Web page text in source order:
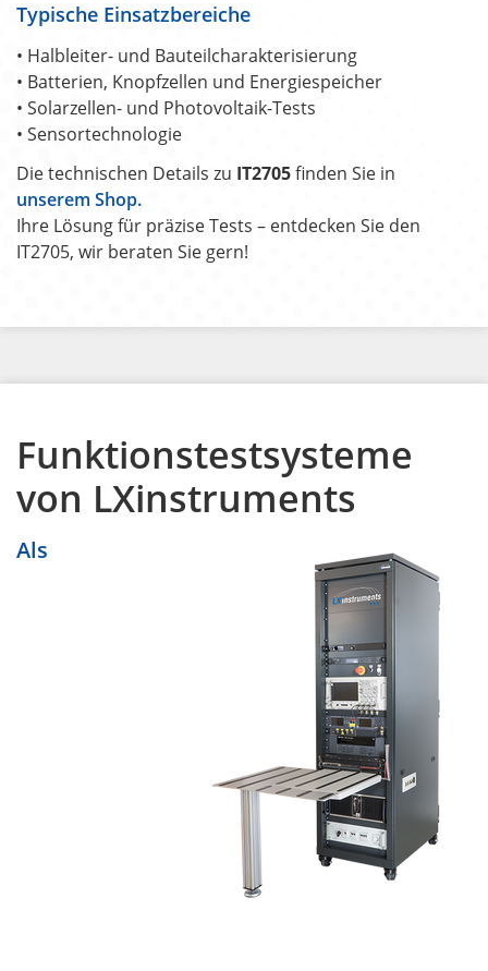
Typische Einsatzbereiche
• Halbleiter- und Bauteilcharakterisierung
• Batterien, Knopfzellen und Energiespeicher
• Solarzellen- und Photovoltaik-Tests
• Sensortechnologie
Die technischen Details zu IT2705finden Sie in
unserem Shop.
Ihre Lösung für präzise Tests – entdecken Sie den
IT2705, wir beraten Sie gern!
Funktionstestsysteme
von LXinstruments
Als